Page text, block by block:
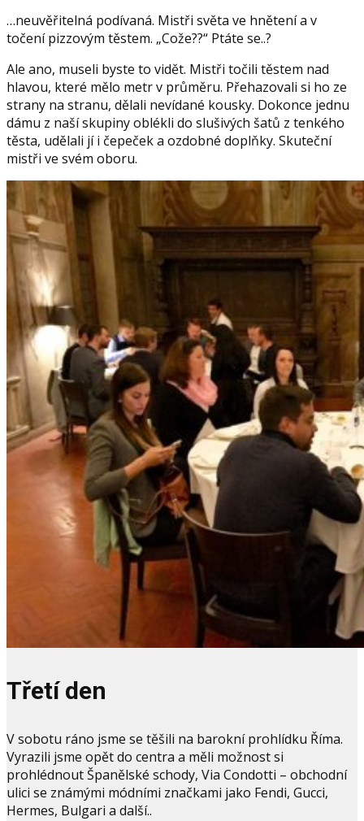
…neuvěřitelná podívaná. Mistři světa ve hnětení a v
točení pizzovým těstem. „Cože??“ Ptáte se..?
Ale ano, museli byste to vidět. Mistři točili těstem nad
hlavou, které mělo metr v průměru. Přehazovali si ho ze
strany na stranu, dělali nevídané kousky. Dokonce jednu
dámu z naší skupiny oblékli do slušivých šatů z tenkého
těsta, udělali jí i čepeček a ozdobné doplňky. Skuteční
mistři ve svém oboru.
Třetí den
V sobotu ráno jsme se těšili na barokní prohlídku Říma.
Vyrazili jsme opět do centra a měli možnost si
prohlédnout Španělské schody, Via Condotti – obchodní
ulici se známými módními značkami jako Fendi, Gucci,
Hermes, Bulgari a další..